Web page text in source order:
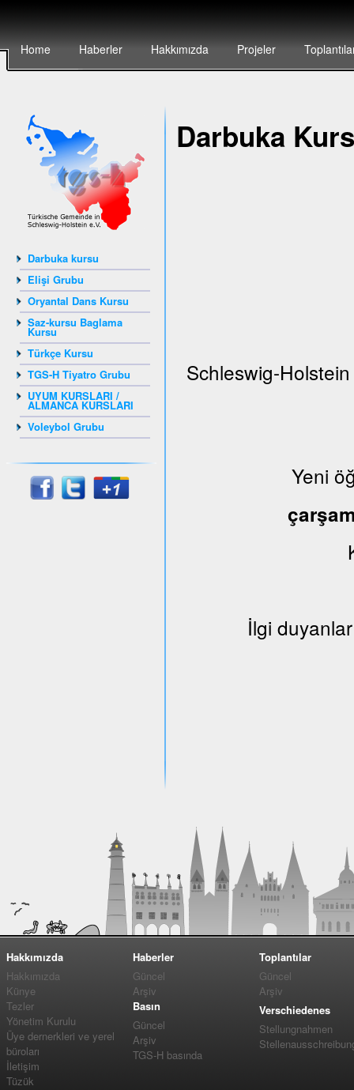
Home Haberler Hakkımızda Projeler
Darbuka kursu
Elişi Grubu
Oryantal Dans Kursu
Saz-kursu Baglama
Kursu
Türkçe Kursu
TGS-H Tiyatro Grubu
UYUM KURSLARI /
ALMANCA KURSLARI
Voleybol Grubu
Darbuka
Schleswig-
Yeni
İlgi
Hakkımızda
Hakkımızda
Künye
Tezler
Yönetim Kurulu
Üye dernerkleri ve yerel
büroları
İletişim
Tüzük
Haberler
Güncel
Arşiv
Basın
Güncel
Arşiv
TGS-H basında
Toplantılar
Güncel
Arşiv
Verschiedenes
Stellungnahmen